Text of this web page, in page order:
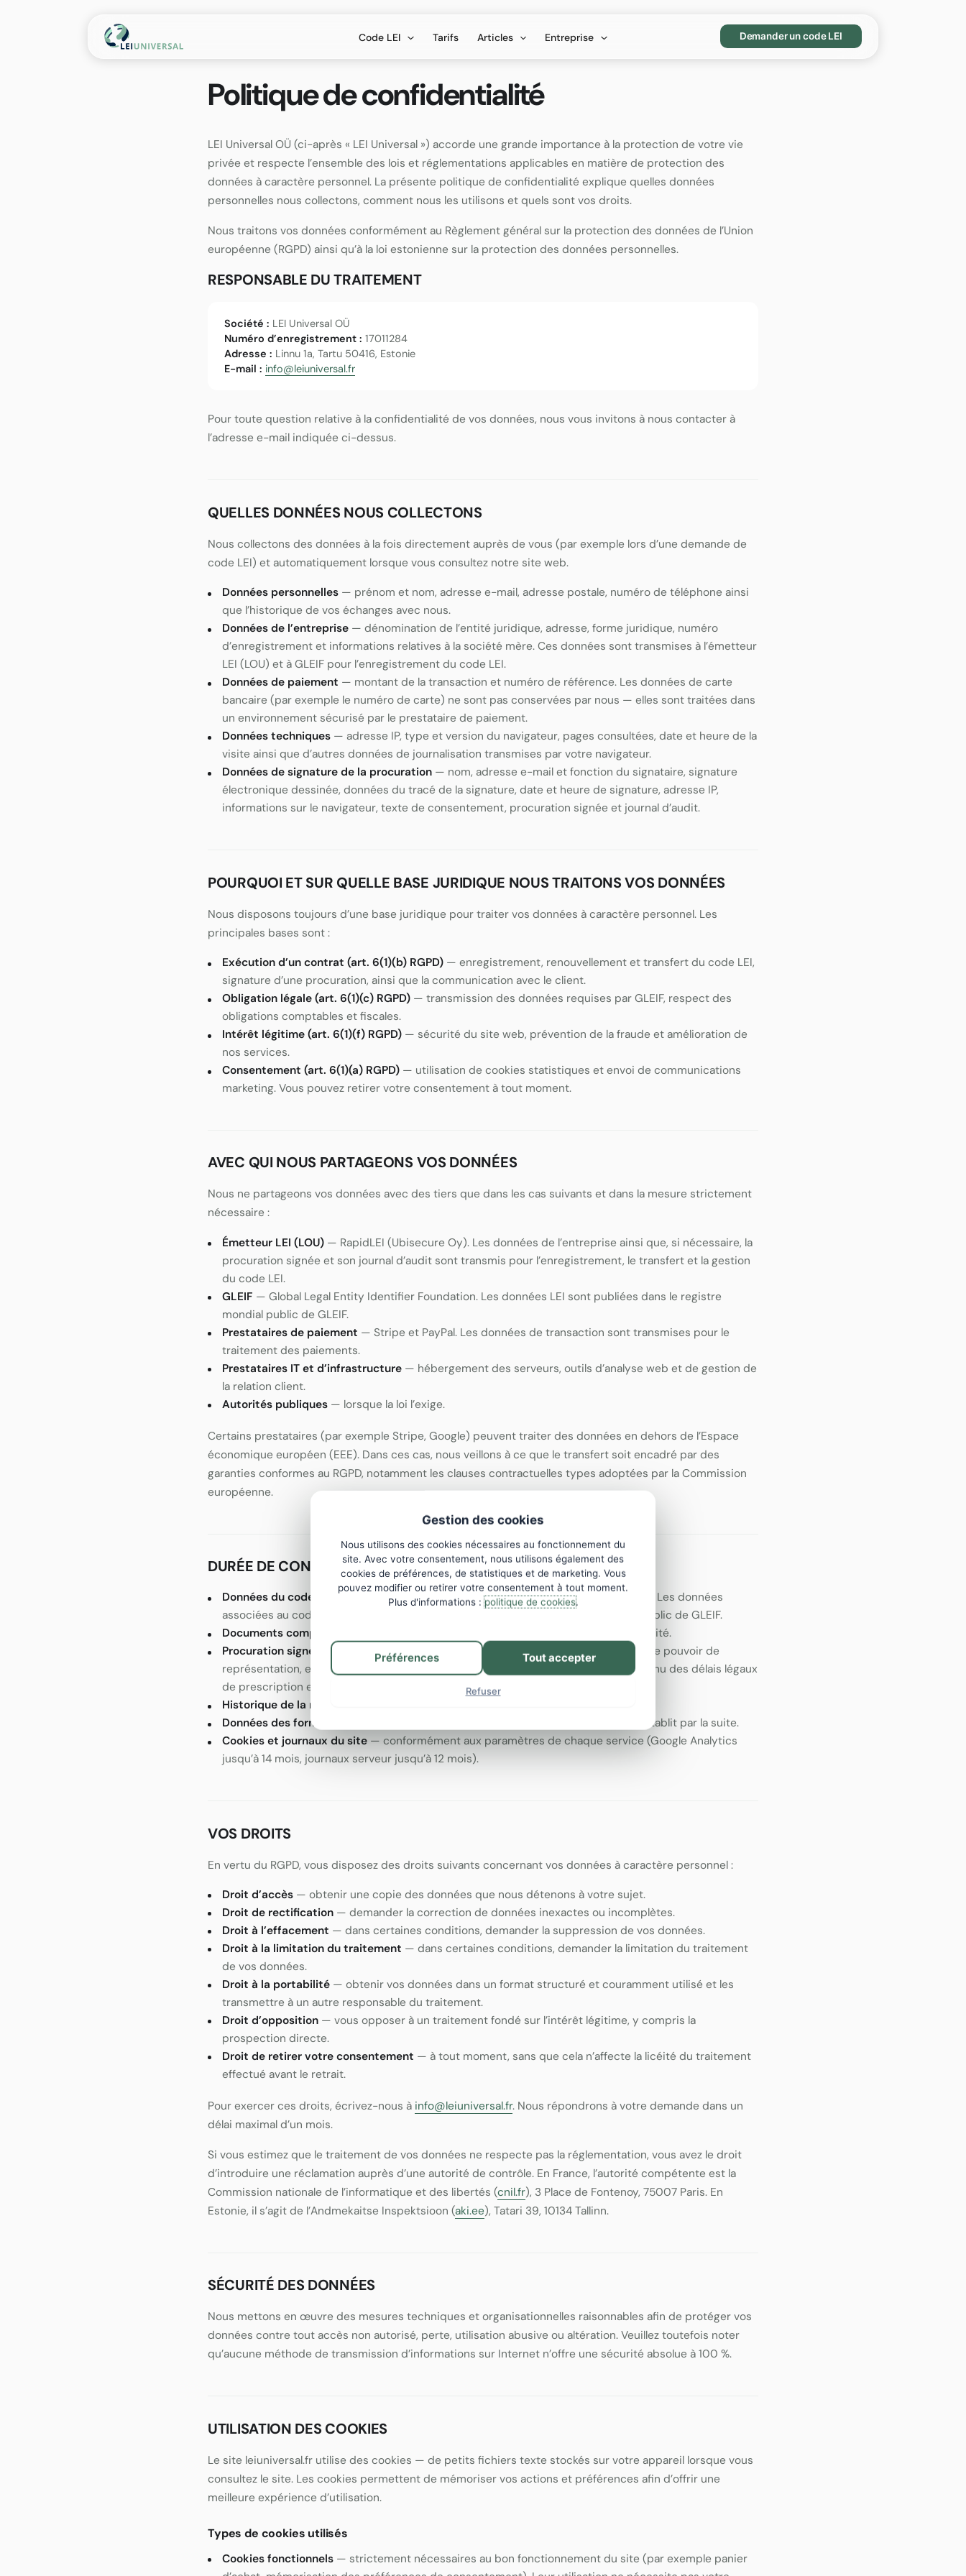
Gestion des cookies
Nous utilisons des cookies nécessaires au fonctionnement du
site. Avec votre consentement, nous utilisons également des
cookies de préférences, de statistiques et de marketing. Vous
pouvez modifier ou retirer votre consentement à tout moment.
Plus d'informations :politique de cookies.
Tout accepter
Refuser
Préférences
Code LEI Tarifs Articles Entreprise Demander un code LEI
Politique de confidentialité
LEI Universal OÜ (ci-après « LEI Universal ») accorde une grande importance à la protection de votre vie
privée et respecte l’ensemble des lois et réglementations applicables en matière de protection des
données à caractère personnel. La présente politique de confidentialité explique quelles données
personnelles nous collectons, comment nous les utilisons et quels sont vos droits.
Nous traitons vos données conformément au Règlement général sur la protection des données de l’Union
européenne (RGPD) ainsi qu’à la loi estonienne sur la protection des données personnelles.
RESPONSABLE DU TRAITEMENT
Société : LEI Universal OÜ
Numéro d’enregistrement : 17011284
Adresse : Linnu 1a, Tartu 50416, Estonie
E-mail : info@leiuniversal.fr
Pour toute question relative à la confidentialité de vos données, nous vous invitons à nous contacter à
l’adresse e-mail indiquée ci-dessus.
QUELLES DONNÉES NOUS COLLECTONS
Nous collectons des données à la fois directement auprès de vous (par exemple lors d’une demande de
code LEI) et automatiquement lorsque vous consultez notre site web.
Données personnelles— prénom et nom, adresse e-mail, adresse postale, numéro de téléphone ainsi
que l’historique de vos échanges avec nous.
Données de l’entreprise— dénomination de l’entité juridique, adresse, forme juridique, numéro
d’enregistrement et informations relatives à la société mère. Ces données sont transmises à l’émetteur
LEI (LOU) et à GLEIF pour l’enregistrement du code LEI.
Données de paiement — montant de la transaction et numéro de référence. Les données de carte
bancaire (par exemple le numéro de carte) ne sont pas conservées par nous — elles sont traitées dans
un environnement sécurisé par le prestataire de paiement.
Données techniques— adresse IP, type et version du navigateur, pages consultées, date et heure de la
visite ainsi que d’autres données de journalisation transmises par votre navigateur.
Données de signature de la procuration— nom, adresse e-mail et fonction du signataire, signature
électronique dessinée, données du tracé de la signature, date et heure de signature, adresse IP,
informations sur le navigateur, texte de consentement, procuration signée et journal d’audit.
POURQUOI ET SUR QUELLE BASE JURIDIQUE NOUS TRAITONS VOS DONNÉES
Nous disposons toujours d’une base juridique pour traiter vos données à caractère personnel. Les
principales bases sont :
Exécution d’un contrat (art. 6(1)(b) RGPD)— enregistrement, renouvellement et transfert du code LEI,
signature d’une procuration, ainsi que la communication avec le client.
Obligation légale (art. 6(1)(c) RGPD)— transmission des données requises par GLEIF, respect des
obligations comptables et fiscales.
Intérêt légitime (art. 6(1)(f) RGPD)— sécurité du site web, prévention de la fraude et amélioration de
nos services.
Consentement (art. 6(1)(a) RGPD)— utilisation de cookies statistiques et envoi de communications
marketing. Vous pouvez retirer votre consentement à tout moment.
AVEC QUI NOUS PARTAGEONS VOS DONNÉES
Nous ne partageons vos données avec des tiers que dans les cas suivants et dans la mesure strictement
nécessaire :
Émetteur LEI (LOU)— RapidLEI (Ubisecure Oy). Les données de l’entreprise ainsi que, si nécessaire, la
procuration signée et son journal d’audit sont transmis pour l’enregistrement, le transfert et la gestion
du code LEI.
GLEIF — Global Legal Entity Identifier Foundation. Les données LEI sont publiées dans le registre
mondial public de GLEIF.
Prestataires de paiement — Stripe et PayPal. Les données de transaction sont transmises pour le
traitement des paiements.
Prestataires IT et d’infrastructure— hébergement des serveurs, outils d’analyse web et de gestion de
la relation client.
Autorités publiques— lorsque la loi l’exige.
Certains prestataires (par exemple Stripe, Google) peuvent traiter des données en dehors de l’Espace
économique européen (EEE). Dans ces cas, nous veillons à ce que le transfert soit encadré par des
garanties conformes au RGPD, notamment les clauses contractuelles types adoptées par la Commission
européenne.
DURÉE DE CONSERVATION DES DONNÉES
Données du code LEI
— conservées pendant toute la durée de validité du code LEI. Les données
associées au code LEI restent publiées de manière permanente dans le registre public de GLEIF.
Documents comptables
— 7 ans, conformément à la loi estonienne sur la comptabilité.
Procuration signée et journal d’audit
— pendant la durée nécessaire pour justifier le pouvoir de
représentation, exécuter le contrat et traiter d’éventuelles réclamations, compte tenu des délais légaux
de prescription et de conservation.
Historique de la relation client
Données des formulaires de contact
— jusqu’à 1 an, si aucune relation client ne s’établit par la suite.
Cookies et journaux du site— conformément aux paramètres de chaque service (Google Analytics
jusqu’à 14 mois, journaux serveur jusqu’à 12 mois).
VOS DROITS
En vertu du RGPD, vous disposez des droits suivants concernant vos données à caractère personnel :
Droit d’accès— obtenir une copie des données que nous détenons à votre sujet.
Droit de rectification— demander la correction de données inexactes ou incomplètes.
Droit à l’effacement — dans certaines conditions, demander la suppression de vos données.
Droit à la limitation du traitement — dans certaines conditions, demander la limitation du traitement
de vos données.
Droit à la portabilité— obtenir vos données dans un format structuré et couramment utilisé et les
transmettre à un autre responsable du traitement.
Droit d’opposition— vous opposer à un traitement fondé sur l’intérêt légitime, y compris la
prospection directe.
Droit de retirer votre consentement — à tout moment, sans que cela n’affecte la licéité du traitement
effectué avant le retrait.
Pour exercer ces droits, écrivez-nous à info@leiuniversal.fr. Nous répondrons à votre demande dans un
délai maximal d’un mois.
Si vous estimez que le traitement de vos données ne respecte pas la réglementation, vous avez le droit
d’introduire une réclamation auprès d’une autorité de contrôle. En France, l’autorité compétente est la
Commission nationale de l’informatique et des libertés (cnil.fr), 3 Place de Fontenoy, 75007 Paris. En
Estonie, il s’agit de l’Andmekaitse Inspektsioon (aki.ee), Tatari 39, 10134 Tallinn.
SÉCURITÉ DES DONNÉES
Nous mettons en œuvre des mesures techniques et organisationnelles raisonnables afin de protéger vos
données contre tout accès non autorisé, perte, utilisation abusive ou altération. Veuillez toutefois noter
qu’aucune méthode de transmission d’informations sur Internet n’offre une sécurité absolue à 100 %.
UTILISATION DES COOKIES
Le site leiuniversal.fr utilise des cookies — de petits fichiers texte stockés sur votre appareil lorsque vous
consultez le site. Les cookies permettent de mémoriser vos actions et préférences afin d’offrir une
meilleure expérience d’utilisation.
Types de cookies utilisés
Cookies fonctionnels— strictement nécessaires au bon fonctionnement du site (par exemple panier